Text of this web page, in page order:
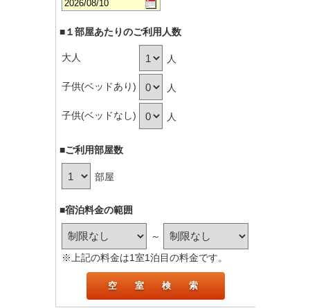
■１部屋あたりのご利用人数
大人 人
子供(ベッドあり) 人
子供(ベッドなし) 人
■ご利用部屋数
部屋
■宿泊料金の範囲
～
※上記の料金は1室1泊目の料金です。